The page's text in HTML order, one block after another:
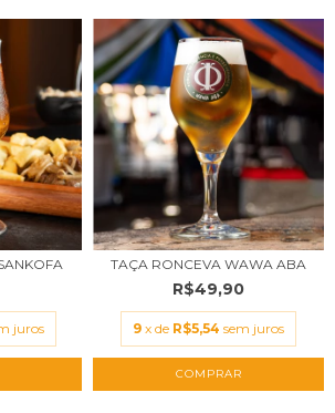
juros
TAÇA RONCEVA WAWA ABA
R$49,90
9 x de R$5,54 sem juros